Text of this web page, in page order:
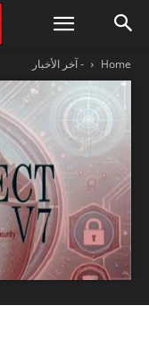
Home - آخر الأخبار